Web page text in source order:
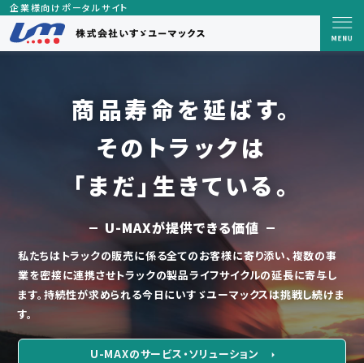
企業様向けポータルサイト
商品寿命を延ばす。
そのトラックは
「まだ」生きている。
U-MAXが提供できる価値
私たちはトラックの販売に係る全てのお客様に寄り添い、複数の事
業を密接に連携させトラックの製品ライフサイクルの延長に寄与し
ます。持続性が求められる今日にいすゞユーマックスは挑戦し続けま
す。
U-MAXのサービス・ソリューション